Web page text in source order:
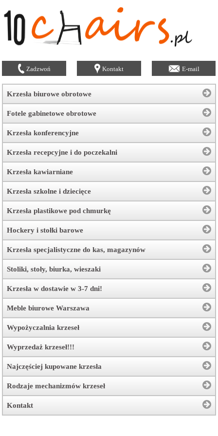
Zadzwoń Kontakt E-mail
Krzesła biurowe obrotowe
Fotele gabinetowe obrotowe
Krzesła konferencyjne
Krzesła recepcyjne i do poczekalni
Krzesła kawiarniane
Krzesła szkolne i dziecięce
Krzesła plastikowe pod chmurkę
Hockery i stołki barowe
Krzesła specjalistyczne do kas, magazynów
Stoliki, stoły, biurka, wieszaki
Krzesła w dostawie w 3-7 dni!
Meble biurowe Warszawa
Wypożyczalnia krzeseł
Wyprzedaż krzeseł!!!
Najczęściej kupowane krzesła
Rodzaje mechanizmów krzeseł
Kontakt